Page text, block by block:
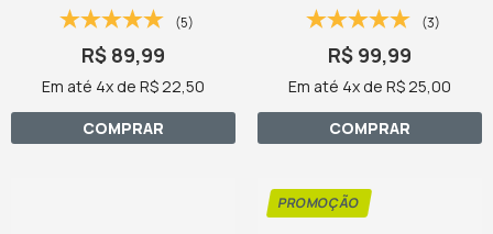
(5)
R$ 89,99
Em até 4x de R$ 22,50
COMPRAR
(3)
R$ 99,99
Em até 4x de R$ 25,00
COMPRAR